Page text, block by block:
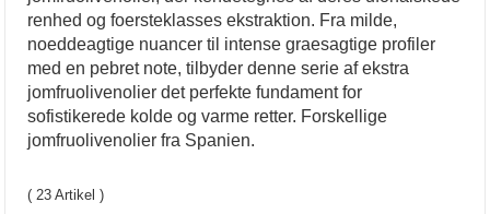
renhed og foersteklasses ekstraktion. Fra milde,
noeddeagtige nuancer til intense graesagtige profiler
med en pebret note, tilbyder denne serie af ekstra
jomfruolivenolier det perfekte fundament for
sofistikerede kolde og varme retter. Forskellige
jomfruolivenolier fra Spanien.
( 23 Artikel )